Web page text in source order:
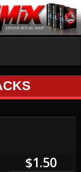
$1.50